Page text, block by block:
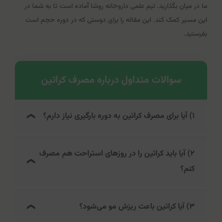
ما در میان بگذارید. تیم علمی داروخانه روشا آماده است تا به شما در
این مسیر کمک کند. این مقاله را برای دوستی که در دوره حجم است
بفرستید.
سوالات متداول درباره مصرف کراتین
۱) آیا برای مصرف کراتین به دوره بارگیری نیاز دارم؟
به مدت ۵ تا ۷ روز) فقط اشباع کراتین در عضلات را سریع‌تر
۲) آیا باید کراتین را در روزهای استراحت هم مصرف
کنم؟
استراحت نیز توصیه می‌شود تا میزان اشباع پایدار بماند.۳) آیا کراتین باعث ریزش مو می‌شود؟